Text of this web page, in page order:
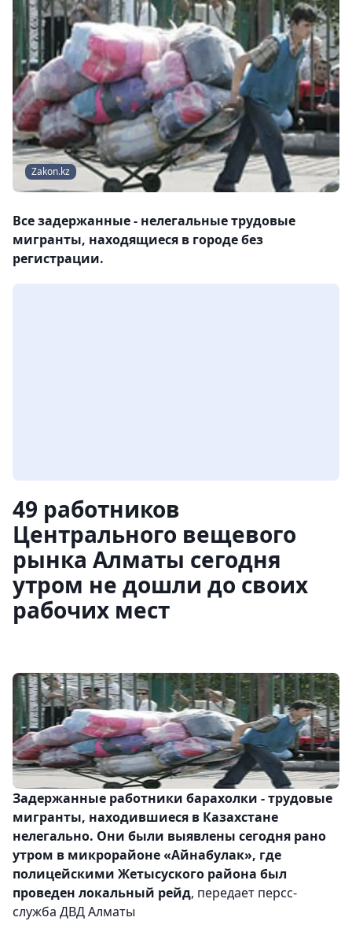
Zakon.kz
Все задержанные - нелегальные трудовые
мигранты, находящиеся в городе без
регистрации.
49 работников
Центрального вещевого
рынка Алматы сегодня
утром не дошли до своих
рабочих мест
Задержанные работники барахолки - трудовые
мигранты, находившиеся в Казахстане
нелегально. Они были выявлены сегодня рано
утром в микрорайоне «Айнабулак», где
полицейскими Жетысуского района был
проведен локальный рейд, передает персс-
служба ДВД Алматы